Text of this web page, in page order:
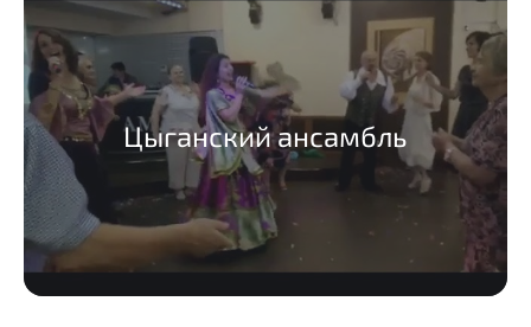
Цыганский ансамбль